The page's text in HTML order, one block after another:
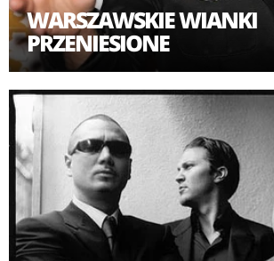
WARSZAWSKIE WIANKI
PRZENIESIONE